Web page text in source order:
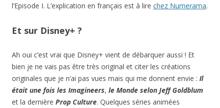
l’Episode I. L’explication en français est à lire chez Numerama.
Et sur Disney+ ?
Ah oui c’est vrai que Disney+ vient de débarquer aussi ! Et
bien je ne vais pas être très original et citer les créations
originales que je n’ai pas vues mais qui me donnent envie : Il
était une fois les Imagineers, le Monde selon Jeff Goldblum
et la dernière Prop Culture. Quelques séries animées